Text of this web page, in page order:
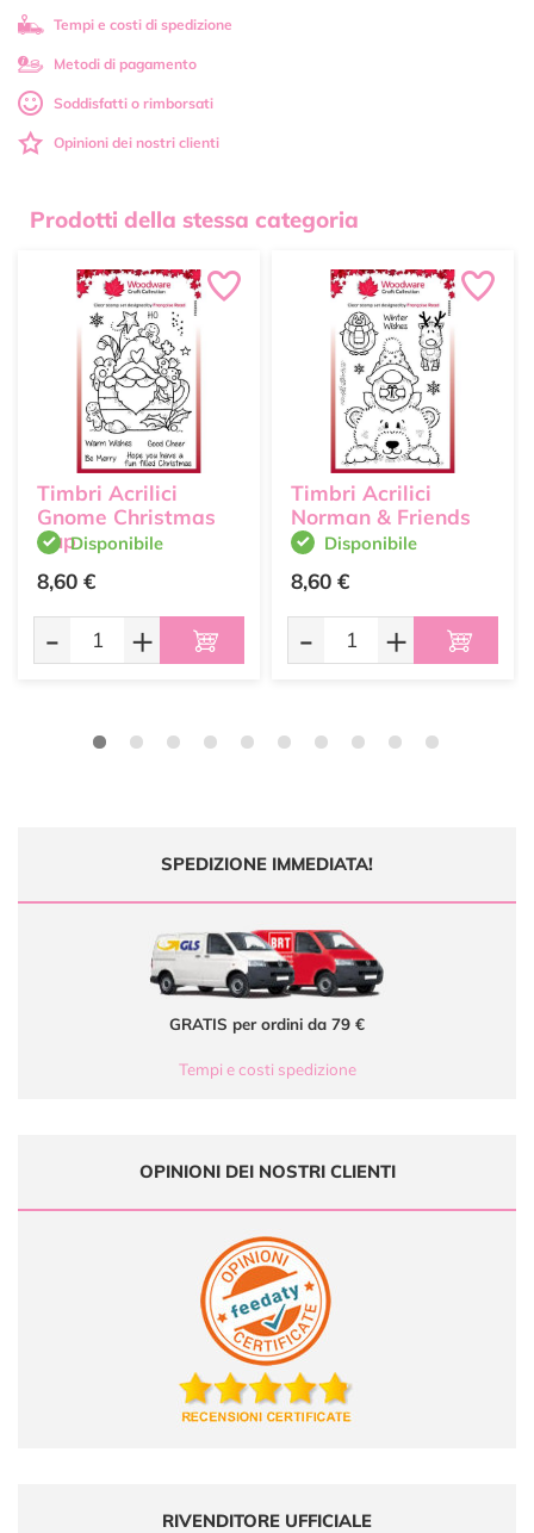
Tempi e costi di spedizione
Metodi di pagamento
Soddisfatti o rimborsati
Opinioni dei nostri clienti
Prodotti della stessa categoria
Timbri Acrilici
Gnome Christmas
CupDisponibile
8,60 €
- +
Timbri Acrilici
Norman & Friends
Disponibile
8,60 €
- +
SPEDIZIONE IMMEDIATA!
GRATIS per ordini da 79 €
Tempi e costi spedizione
OPINIONI DEI NOSTRI CLIENTI
RIVENDITORE UFFICIALE